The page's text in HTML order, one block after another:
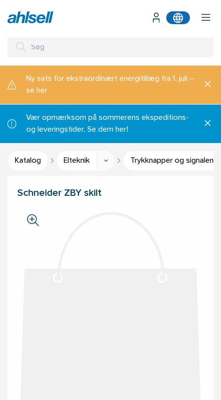
Ny sats for ekstraordinært energitillæg fra 1. juli –
se her
Vær opmærksom på sommerens ekspeditions-
og leveringstider. Se dem her!
Katalog Elteknik Trykknapper og
Schneider ZBY skilt